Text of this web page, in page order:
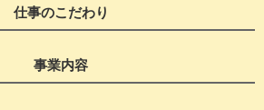
仕事のこだわり
事業内容